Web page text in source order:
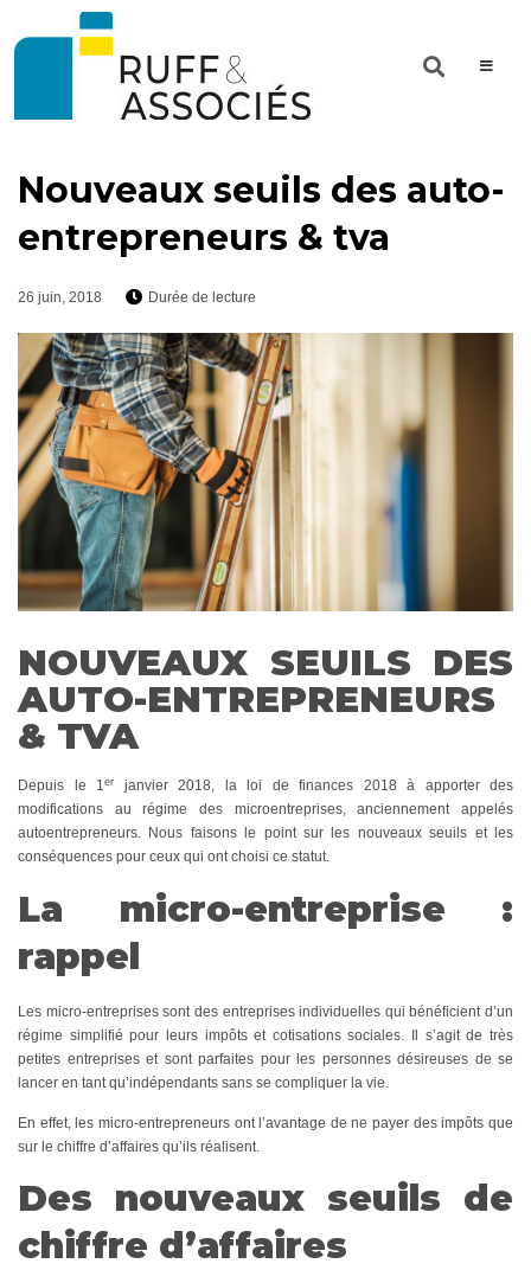
Nouveaux seuils des auto-
entrepreneurs & tva
26 juin, 2018 Durée de lecture
NOUVEAUX SEUILS DES
AUTO-ENTREPRENEURS
& TVA
Depuis le 1er
janvier 2018, la loi de finances 2018 à apporter des
modifications au régime des microentreprises, anciennement appelés
autoentrepreneurs. Nous faisons le point sur les nouveaux seuils et les
conséquences pour ceux qui ont choisi ce statut.
La micro-entreprise :
rappel
Les micro-entreprises sont des entreprises individuelles qui bénéficient d’un
régime simplifié pour leurs impôts et cotisations sociales. Il s’agit de très
petites entreprises et sont parfaites pour les personnes désireuses de se
lancer en tant qu’indépendants sans se compliquer la vie.
En effet, les micro-entrepreneurs ont l’avantage de ne payer des impôts que
sur le chiffre d’affaires qu’ils réalisent.
Des nouveaux seuils de
chiffre d’affaires